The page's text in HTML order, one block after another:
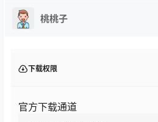
桃桃子
下载权限
官方下载通道